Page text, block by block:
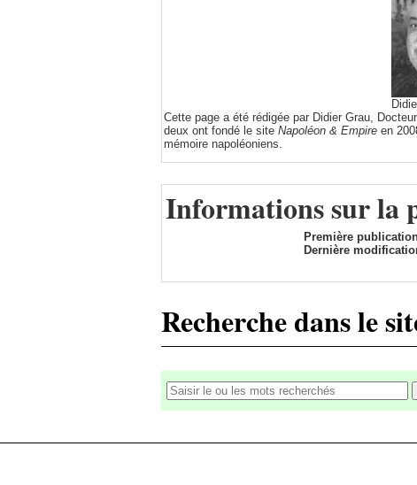
Cette page a été rédigée par Didier Grau,
deux ont fondé le site Napoléon & Empire en
mémoire napoléoniens.
Informations sur la
Première
Dernière
Recherche dans le